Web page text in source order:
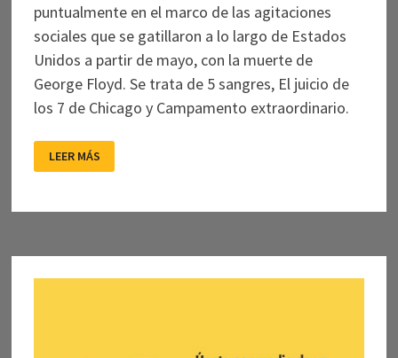
puntualmente en el marco de las agitaciones
sociales que se gatillaron a lo largo de Estados
Unidos a partir de mayo, con la muerte de
George Floyd. Se trata de 5 sangres, El juicio de
los 7 de Chicago y Campamento extraordinario.
MIRADAS
AL
RESUENAN
LEER MÁS